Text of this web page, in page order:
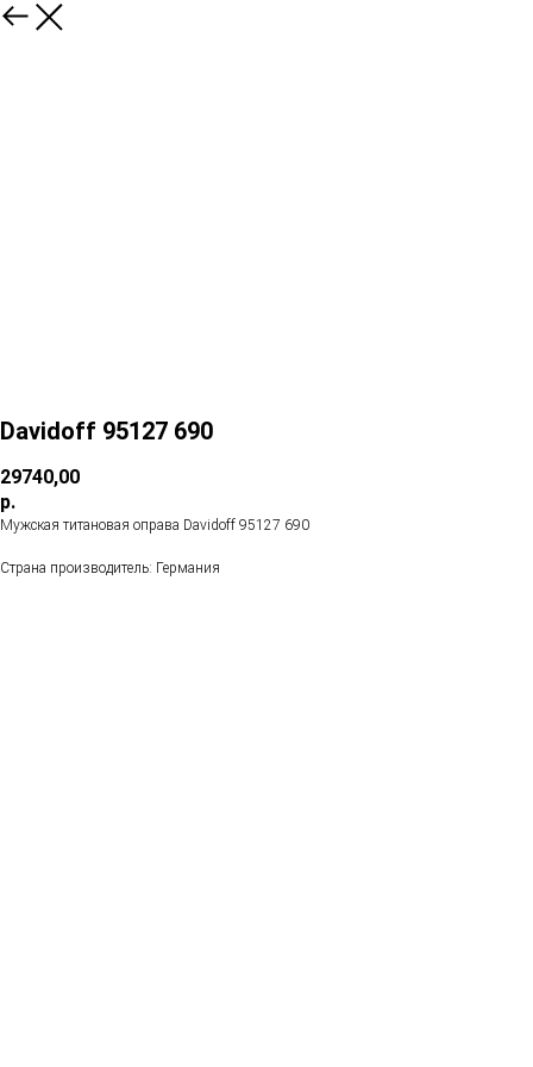
Davidoff 95127 690
29740,00
р.
Мужская титановая оправа Davidoff 95127 690
Страна производитель: Германия